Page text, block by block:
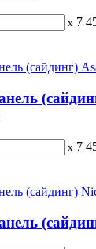
x 7
x 7